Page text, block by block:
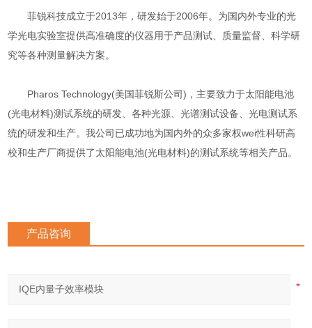
菲锐科技成立于2013年，研发始于2006年。为国内外专业的光
学光电实验室提供高准确度的仪器用于产品测试、质量监督、科学研
究等各种测量解决方案。
Pharos Technology(美国菲锐斯公司)，主要致力于太阳能电池
(光电材料)测试系统的研发、各种光源、光谱测试设备、光电测试系
统的研发和生产。我公司已成功地为国内外的众多家权wei性科研高
校和生产厂商提供了太阳能电池(光电材料)的测试系统等相关产品。
产品咨询